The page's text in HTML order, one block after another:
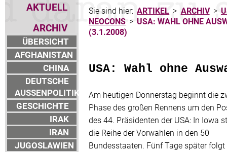
AKTUELL
ARCHIV
ÜBERSICHT
AFGHANISTAN
CHINA
DEUTSCHE
AUSSENPOLITIK
GESCHICHTE
IRAK
IRAN
JUGOSLAWIEN
Sie sind hier: ARTIKEL > ARCHIV >
NEOCONS > USA: WAHL OHNE
(3.1.2008)
USA: Wahl ohne
Am heutigen Donnerstag beginnt die
Phase des großen Rennens um den
des 44. Präsidenten der USA: In Iowa
die Reihe der Vorwahlen in den 50
Bundesstaaten. Fünf Tage später folgt